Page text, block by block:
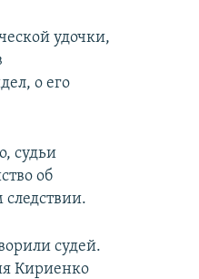
удочки,
о его
судьи
об
судей.
Кириенко